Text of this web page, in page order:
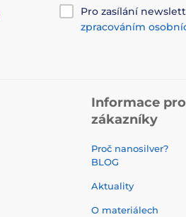
Pro zasílání
zpracováním
Informace pro
zákazníky
Proč nanosilver?
BLOG
Aktuality
O materiálech